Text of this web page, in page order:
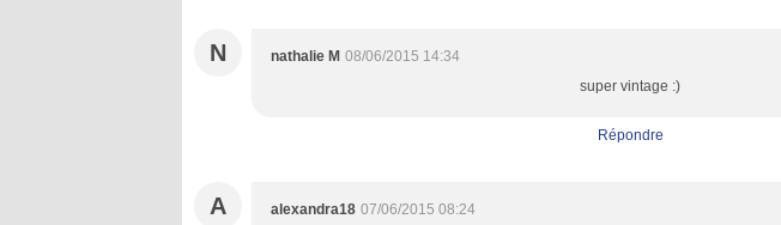
N nathalie M 08/06/2015 14:34
super vintage :)
Répondre
A alexandra18 07/06/2015 08:24